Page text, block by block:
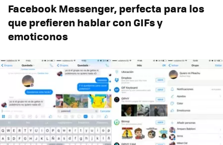
Facebook Messenger, perfecta para los
que prefieren hablar con GIFs y
emoticonos